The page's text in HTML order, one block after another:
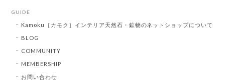
GUIDE
Kamoku［カモク］インテリア天然石・鉱物のネットショップについて
BLOG
COMMUNITY
MEMBERSHIP
お問い合わせ